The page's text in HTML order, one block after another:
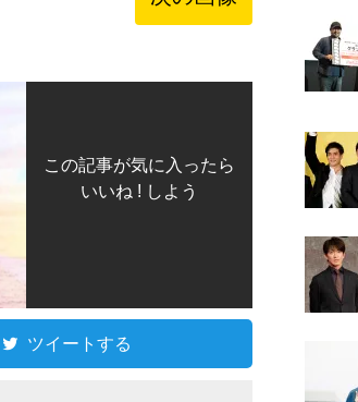
この記事が気に入ったら
いいね ! しよう
ツイートする